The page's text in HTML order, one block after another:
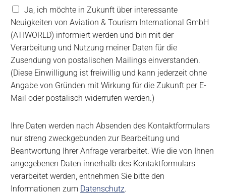
t
e
r
A
b
o
V
e
r
a
r
b
e
i
t
u
u
n
d
u
t
z
Ja, ich möchte in Zukunft über interessante
Neuigkeiten von Aviation & Tourism International GmbH
(ATIWORLD) informiert werden und bin mit der
Verarbeitung und Nutzung meiner Daten für die
Zusendung von postalischen Mailings einverstanden.
(Diese Einwilligung ist freiwillig und kann jederzeit ohne
Angabe von Gründen mit Wirkung für die Zukunft per E-
Mail oder postalisch widerrufen werden.)
Ihre Daten werden nach Absenden des Kontaktformulars
nur streng zweckgebunden zur Bearbeitung und
Beantwortung Ihrer Anfrage verarbeitet. Wie die von Ihnen
angegebenen Daten innerhalb des Kontaktformulars
verarbeitet werden, entnehmen Sie bitte den
Informationen zum Datenschutz.